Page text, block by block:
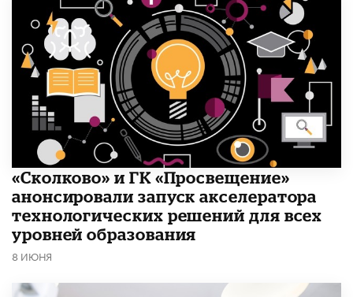
«Сколково» и ГК «Просвещение»
анонсировали запуск акселератора
технологических решений для всех
уровней образования
8 ИЮНЯ